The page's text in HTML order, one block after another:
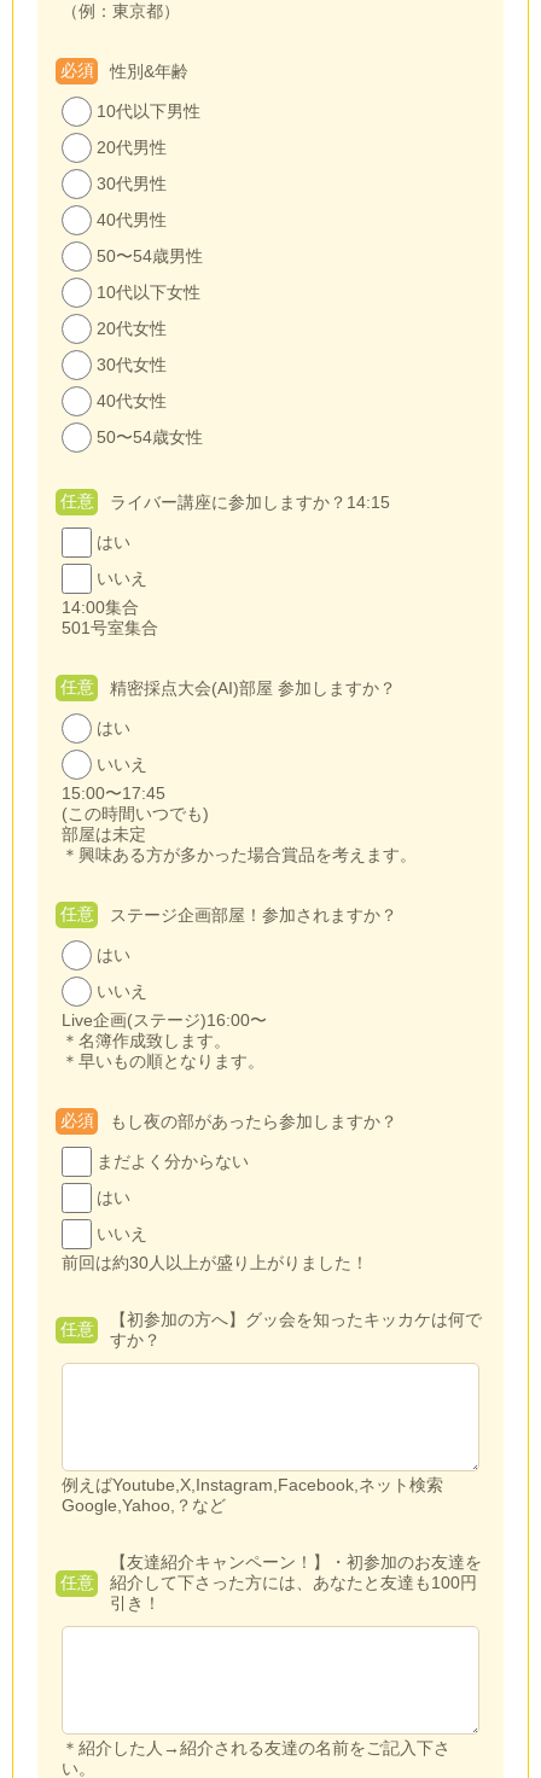
（例：東京都）
性別&年齢
必須
10代以下男性
20代男性
30代男性
40代男性
50〜54歳男性
10代以下女性
20代女性
30代女性
40代女性
50〜54歳女性
ライバー講座に参加しますか？14:15
任意
はい
いいえ
14:00集合
501号室集合
精密採点大会(AI)部屋 参加しますか？
任意
はい
いいえ
15:00〜17:45
(この時間いつでも)
部屋は未定
＊興味ある方が多かった場合賞品を考えます。
ステージ企画部屋！参加されますか？
任意
はい
いいえ
Live企画(ステージ)16:00〜
＊名簿作成致します。
＊早いもの順となります。
もし夜の部があったら参加しますか？
必須
まだよく分からない
はい
いいえ
前回は約30人以上が盛り上がりました！
【初参加の方へ】グッ会を知ったキッカケは何で
すか？
任意
例えばYoutube,X,Instagram,Facebook,ネット検索
Google,Yahoo,？など
【友達紹介キャンペーン！】・初参加のお友達を
紹介して下さった方には、あなたと友達も100円
引き！
任意
＊紹介した人→紹介される友達の名前をご記入下さ
い。